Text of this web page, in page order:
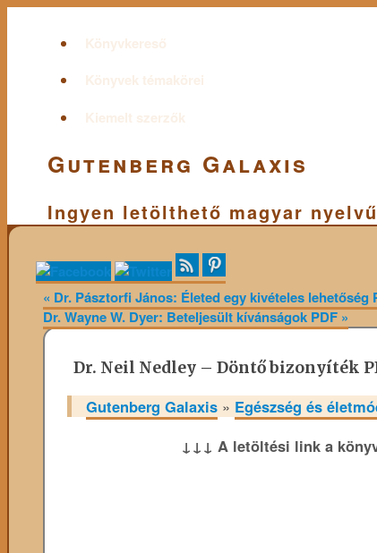
Könyvkereső
Könyvek témakörei
Kiemelt szerzők
Gutenberg Galaxis
Ingyen letölthető magyar
« Dr. Pásztorfi János: Életed egy kivételes lehetőség
Dr. Wayne W. Dyer: Beteljesült kívánságok PDF »
Dr. Neil Nedley – Döntő bizonyíték
Gutenberg Galaxis » Egészség és
↓↓↓ A letöltési link a